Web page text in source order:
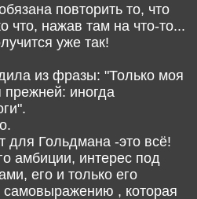
повторить то, что
что, нажав там на что-то...
уже так!
из фразы: "Только моя
прежней: иногда
для Гольдмана -это всё!
амбиции, интерес под
его и только его
самовыражению , которая